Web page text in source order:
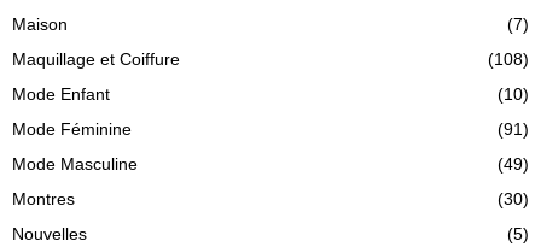
Maison
(7)
Maquillage et Coiffure
(108)
Mode Enfant
(10)
Mode Féminine
(91)
Mode Masculine
(49)
Montres
(30)
Nouvelles
(5)